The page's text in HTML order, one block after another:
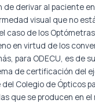
de derivar al paciente
visual que no
caso de los
en virtud de los
para ODECU, es de
de certificación del
Colegio de Ópticos
que se producen en